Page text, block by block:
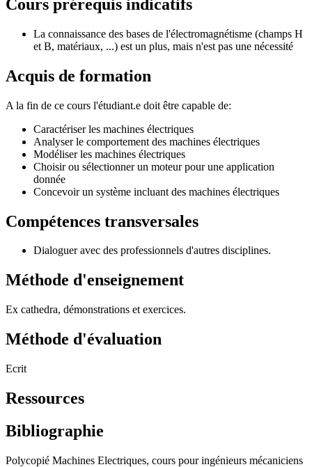
Cours prérequis indicatifs
La connaissance des bases de l'électromagnétisme (champs H
et B, matériaux, ...) est un plus, mais n'est pas une nécessité
Acquis de formation
A la fin de ce cours l'étudiant.e doit être capable de:
Caractériser les machines électriques
Analyser le comportement des machines électriques
Modéliser les machines électriques
Choisir ou sélectionner un moteur pour une application
donnée
Concevoir un système incluant des machines électriques
Compétences transversales
Dialoguer avec des professionnels d'autres disciplines.
Méthode d'enseignement
Ex cathedra, démonstrations et exercices.
Méthode d'évaluation
Ecrit
Ressources
Bibliographie
Polycopié Machines Electriques, cours pour ingénieurs mécaniciens